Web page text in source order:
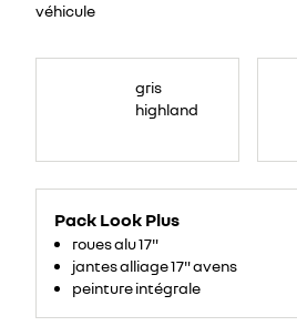
véhicule
gris
highland
Pack Look Plus
roues alu 17"
jantes alliage 17" avens
peinture intégrale